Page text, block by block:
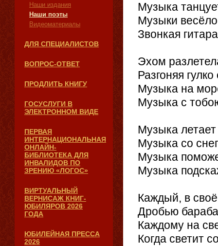
Наши издания
Наши поэты
Видеоматериалы
ДЛЯ СПЕЦИАЛИСТОВ
ВОПРОС-ОТВЕТ
ПРОДЛИТЬ КНИГУ
ГОСУСЛУГИ В
ЭЛЕКТРОННОМ ВИДЕ
ПЕРВАЯ
ИНТЕРНАЦИОНАЛЬНАЯ
ОНЛАЙН-
БИБЛИОТЕКА ДЛЯ
ИНВАЛИДОВ ПО
ЗРЕНИЮ «ЛОГОС»
ВИРТУАЛЬНЫЙ
ВЕРНИСАЖ КНИГ-
ЮБИЛЯРОВ 2026
ГОДА
ЮБИЛЕЙНАЯ ПРЕССА
2026
Музыка
Музыки
Звонкая
Эхом
Разгоняя
Музыка на
Музыка с
Музыка летает
Музыка со
Музыка
Музыка
Каждый, в
Дробью
Каждому на
Когда светит